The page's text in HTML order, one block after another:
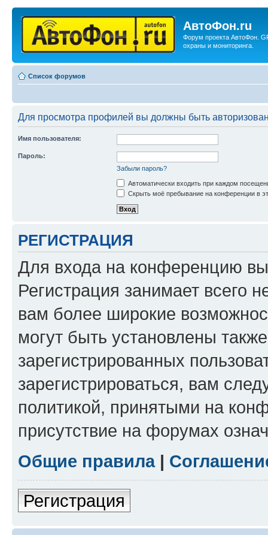
АвтоФон.ru
Форум проекта АвтоФон.
охраны и мониторинга.
Список форумов
Для просмотра профилей вы должны быть
Имя пользователя:
Пароль:
Забыли пароль?
Автоматически входить при каждом
Скрыть моё пребывание на конференции в
РЕГИСТРАЦИЯ
Для входа на конференцию
Регистрация занимает всего
вам более широкие
могут быть установлены
зарегистрированных
зарегистрироваться, вам
политикой, принятыми на
присутствие на форумах
Общие правила|
Регистрация